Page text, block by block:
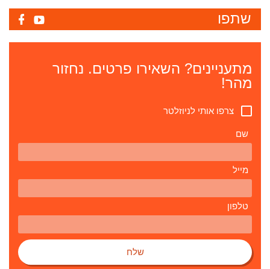
שתפו
מתעניינים? השאירו פרטים. נחזור
מהר!
צרפו אותי לניוזלטר
שם
מייל
טלפון
שלח